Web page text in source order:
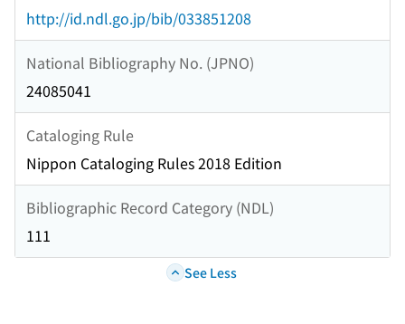
http://id.ndl.go.jp/bib/033851208
National Bibliography No. (JPNO)
24085041
Cataloging Rule
Nippon Cataloging Rules 2018 Edition
Bibliographic Record Category (NDL)
111
See Less